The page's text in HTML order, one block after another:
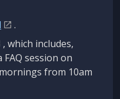
.
, which includes,
session on
from 10am